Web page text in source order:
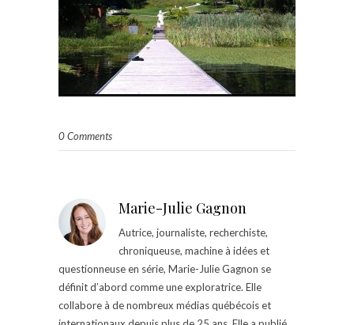
0 Comments
Marie-Julie Gagnon
Autrice, journaliste, recherchiste,
chroniqueuse, machine à idées et
questionneuse en série, Marie-Julie Gagnon se
définit d’abord comme une exploratrice. Elle
collabore à de nombreux médias québécois et